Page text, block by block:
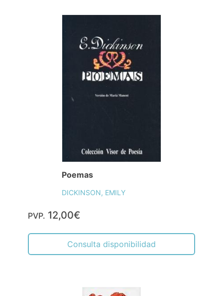
Poemas
DICKINSON, EMILY
PVP. 12,00€
Consulta disponibilidad